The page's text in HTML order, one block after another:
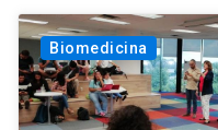
Biomedicina